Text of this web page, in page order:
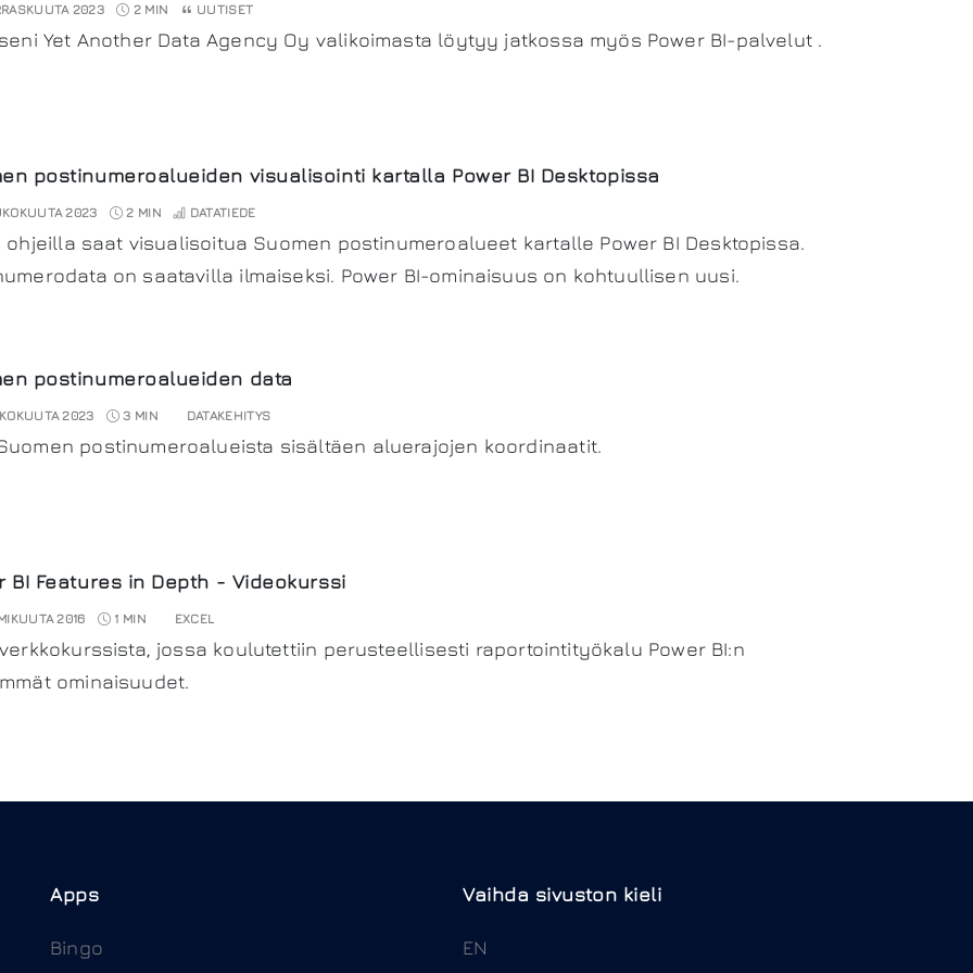
2023 2 MIN UUTISET
Yet Another Data Agency Oy valikoimasta löytyy jatkossa myös Power BI-palvelut .
postinumeroalueiden visualisointi kartalla Power BI Desktopissa
2023 2 MIN DATATIEDE
ohjeilla saat visualisoitua Suomen postinumeroalueet kartalle Power BI Desktopissa.
on saatavilla ilmaiseksi. Power BI-ominaisuus on kohtuullisen uusi.
postinumeroalueiden data
2023 3 MIN DATAKEHITYS
postinumeroalueista sisältäen aluerajojen koordinaatit.
BI Features in Depth - Videokurssi
2016 1 MIN EXCEL
jossa koulutettiin perusteellisesti raportointityökalu Power BI:n
ominaisuudet.
Apps
Bingo
Vaihda sivuston kieli
EN